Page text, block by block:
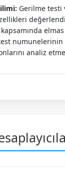
Gerilme testi
kapsamında elmas
numunelerinin
analiz